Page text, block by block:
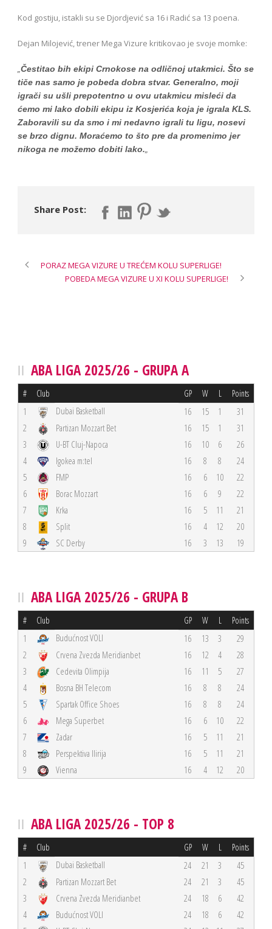
Kod gostiju, istakli su se Djordjević sa 16 i Radić sa 13 poena.
Dejan Milojević, trener Mega Vizure kritikovao je svoje momke:
Čestitao bih ekipi Crnokose na odličnoj utakmici. Što se
tiče nas samo je pobeda dobra stvar. Generalno, moji
igrači su ušli prepotentno u ovu utakmicu misleći da
ćemo mi lako dobili ekipu iz Kosjerića koja je igrala KLS.
Zaboravili su da smo i mi nedavno igrali tu ligu, nosevi
se brzo dignu. Moraćemo to što pre da promenimo jer
nikoga ne možemo dobiti lako.
Share Post:
PORAZ MEGA VIZURE U TREĆEM KOLU SUPERLIGE!
POBEDA MEGA VIZURE U XI KOLU SUPERLIGE!
ABA LIGA 2025/26 - GRUPA A
# Club GP W L Points
1 Dubai Basketball 16 15 1
31
2
Partizan Mozzart Bet 16 15 1
31
3
U-BT Cluj-Napoca 16 10 6
26
4
Igokea m:tel 16 8 8
24
5
FMP 16 6 10
22
6
Borac Mozzart 16 6 9
22
7
Krka 16 5 11
21
8
Split 16 4 12
20
9
SC Derby 16 3 13 19
ABA LIGA 2025/26 - GRUPA B
# Club GP W L Points
1 Budućnost VOLI 16 13 3
29
2
Crvena Zvezda Meridianbet 16 12 4
28
3
Cedevita Olimpija 16 11 5
27
4
Bosna BH Telecom 16 8 8
24
5
Spartak Office Shoes 16 8 8
24
6
Mega Superbet 16 6 10
22
7
Zadar 16 5 11
21
8
Perspektiva Ilirija 16 5 11
21
9
Vienna 16 4 12 20
ABA LIGA 2025/26 - TOP 8
# Club GP W L Points
1 Dubai Basketball 24 21 3
45
2
Partizan Mozzart Bet 24 21 3
45
3
Crvena Zvezda Meridianbet 24 18 6
42
4
Budućnost VOLI 24 18 6
42